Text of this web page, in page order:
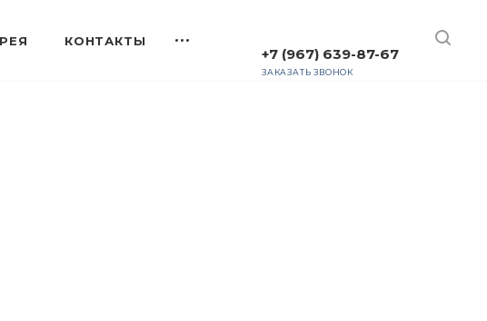
+7 (967) 639-87-67
ЗАКАЗАТЬ ЗВОНОК